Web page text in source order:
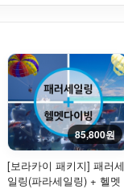
85,800원
[보라카이 패키지] 패러세
일링(파라세일링) + 헬멧